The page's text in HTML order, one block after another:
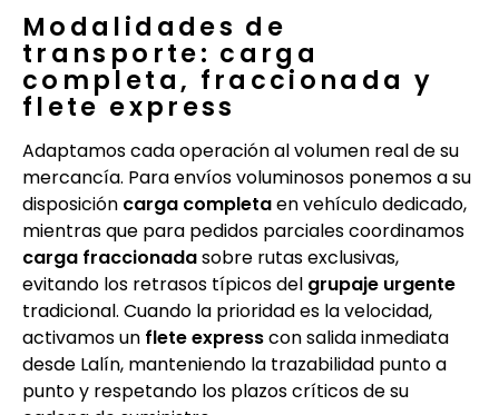
Modalidades de
transporte: carga
completa, fraccionada y
flete express
Adaptamos cada operación al volumen real de su
mercancía. Para envíos voluminosos ponemos a su
disposición carga completaen vehículo dedicado,
mientras que para pedidos parciales coordinamos
carga fraccionadasobre rutas exclusivas,
evitando los retrasos típicos del grupaje urgente
tradicional. Cuando la prioridad es la velocidad,
activamos un flete expresscon salida inmediata
desde Lalín, manteniendo la trazabilidad punto a
punto y respetando los plazos críticos de su